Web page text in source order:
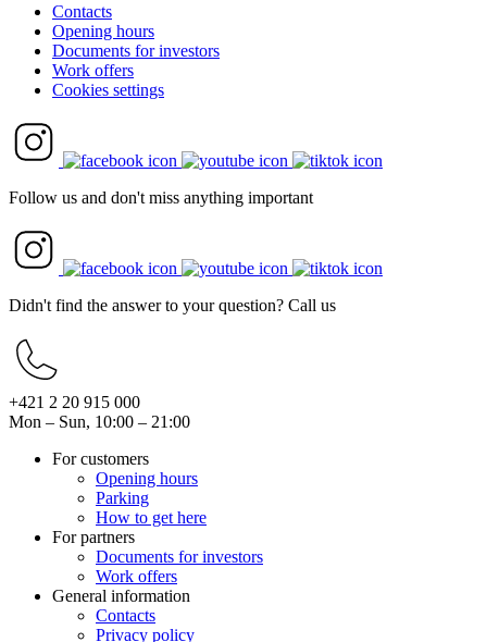
Contacts
Opening hours
Documents for investors
Work offers
Cookies settings
Follow us and don't miss anything important
Didn't find the answer to your question? Call us
+421 2 20 915 000
Mon – Sun, 10:00 – 21:00
For customers
Opening hours
Parking
How to get here
For partners
Documents for investors
Work offers
General information
Contacts
Privacy policy